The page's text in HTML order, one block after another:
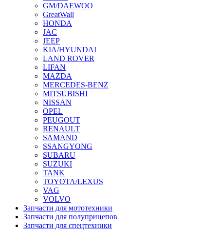
GM/DAEWOO
GreatWall
HONDA
JAC
JEEP
KIA/HYUNDAI
LAND ROVER
LIFAN
MAZDA
MERCEDES-BENZ
MITSUBISHI
NISSAN
OPEL
PEUGOUT
RENAULT
SAMAND
SSANGYONG
SUBARU
SUZUKI
TANK
TOYOTA/LEXUS
VAG
VOLVO
Запчасти для мототехники
Запчасти для полуприцепов
Запчасти для спецтехники